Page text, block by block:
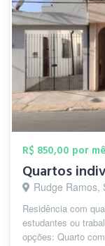
R$ 850,00 por
Quartos
Rudge Ramos,
Residência com
estudantes ou
opções: Quarto